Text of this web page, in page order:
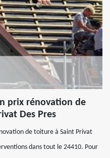
prix rénovation de
Des Pres
de toiture à Saint Privat
dans tout le 24410. Pour